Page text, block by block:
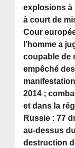
explosions à
à court de
Cour
l’homme a
coupable de
empêché
2014 ;
et dans la
Russie : 77
au-dessus
destruction